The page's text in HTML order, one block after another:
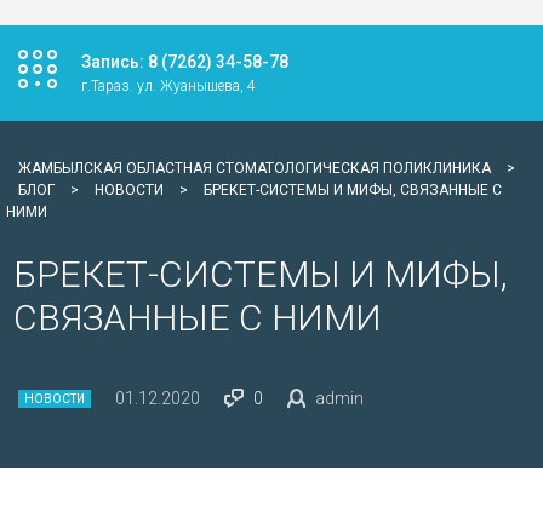
Запись: 8 (7262) 34-58-78
г.Тараз. ул. Жуанышева, 4
ЖАМБЫЛСКАЯ ОБЛАСТНАЯ СТОМАТОЛОГИЧЕСКАЯ ПОЛИКЛИНИКА
>
БЛОГ
> НОВОСТИ >
БРЕКЕТ-СИСТЕМЫ И МИФЫ, СВЯЗАННЫЕ С
НИМИ
БРЕКЕТ-СИСТЕМЫ И МИФЫ,
СВЯЗАННЫЕ С НИМИ
НОВОСТИ 01.12.2020 0 admin